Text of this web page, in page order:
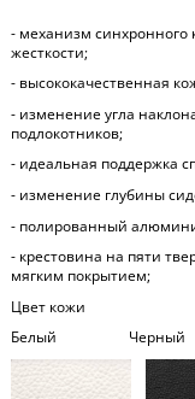
- механизм синхронного
жесткости;
- высококачественная
- изменение угла
подлокотников;
- идеальная поддержка
- изменение глубины
- полированный
- крестовина на пяти
мягким покрытием;
Цвет кожи
Белый Черный